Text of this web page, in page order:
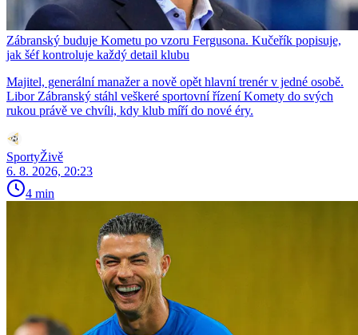
Zábranský buduje Kometu po vzoru Fergusona. Kučeřík popisuje,
jak šéf kontroluje každý detail klubu
Majitel, generální manažer a nově opět hlavní trenér v jedné osobě.
Libor Zábranský stáhl veškeré sportovní řízení Komety do svých
rukou právě ve chvíli, kdy klub míří do nové éry.
SportyŽivě
6. 8. 2026, 20:23
4 min